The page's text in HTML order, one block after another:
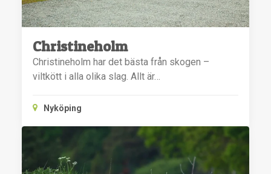
Christineholm
Christineholm har det bästa från skogen –
viltkött i alla olika slag. Allt är…
Nyköping